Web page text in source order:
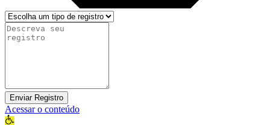
Enviar Registro
Acessar o conteúdo
Abrir a barra de ferramentas